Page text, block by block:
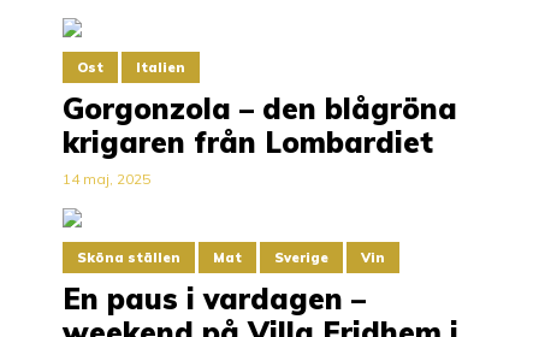
Ost Italien
Gorgonzola – den blågröna
krigaren från Lombardiet
14 maj, 2025
Sköna ställen Mat Sverige Vin
En paus i vardagen –